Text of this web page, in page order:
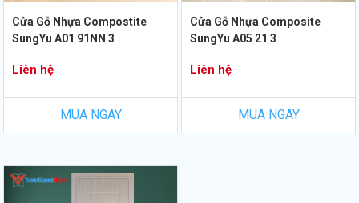
Cửa Gỗ Nhựa Compostite
SungYu A01 91NN 3
Liên hệ
MUA NGAY
Cửa Gỗ Nhựa Composite
SungYu A05 21 3
Liên hệ
MUA NGAY